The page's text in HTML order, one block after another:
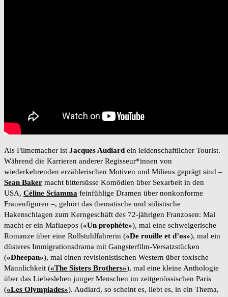
Als Filmemacher ist Jacques Audiard ein leidenschaftlicher Tourist.
Während die Karrieren anderer Regisseur*innen von
wiederkehrenden erzählerischen Motiven und Milieus geprägt sind –
Sean Baker macht bittersüsse Komödien über Sexarbeit in den
USA, Céline Sciamma feinfühlige Dramen über nonkonforme
Frauenfiguren –, gehört das thematische und stilistische
Hakenschlagen zum Kerngeschäft des 72-jährigen Franzosen: Mal
macht er ein Mafiaepos («Un prophète»), mal eine schwelgerische
Romanze über eine Rollstuhlfahrerin («De rouille et d’os»), mal ein
düsteres Immigrationsdrama mit Gangsterfilm-Versatzstücken
(«Dheepan»), mal einen revisionistischen Western über toxische
Männlichkeit («The Sisters Brothers»), mal eine kleine Anthologie
über das Liebesleben junger Menschen im zeitgenössischen Paris
(«Les Olympiades»). Audiard, so scheint es, liebt es, in ein Thema,